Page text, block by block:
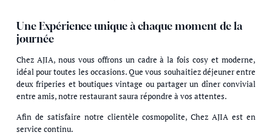
Une Expérience unique à chaque moment de la
journée
Chez AJIA, nous vous offrons un cadre à la fois cosy et moderne,
idéal pour toutes les occasions. Que vous souhaitiez déjeuner entre
deux friperies et boutiques vintage ou partager un dîner convivial
entre amis, notre restaurant saura répondre à vos attentes.
Afin de satisfaire notre clientèle cosmopolite, Chez AJIA est en
service continu.